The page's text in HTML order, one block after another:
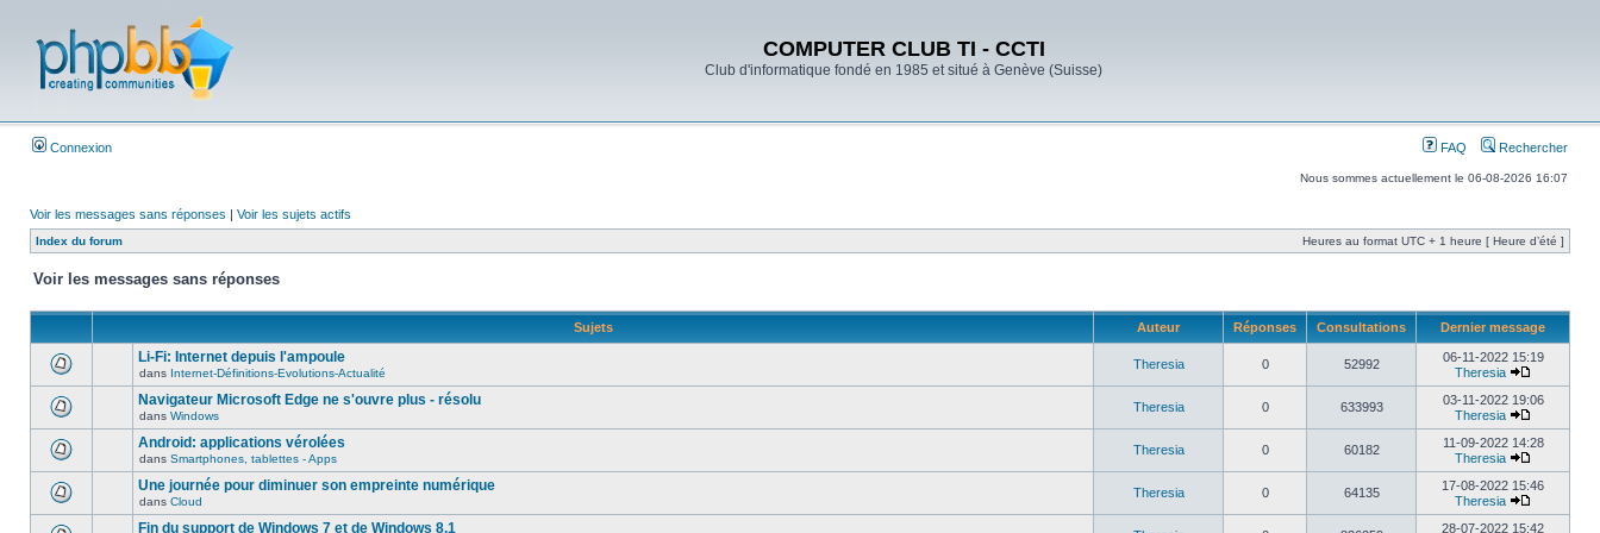
COMPUTER CLUB TI - CCTI
Club d'informatique fondé en 1985 et situé à Genève (Suisse)
Connexion FAQ Rechercher
Nous sommes actuellement le 06-08-2026 16:07
Voir les messages sans réponses | Voir les sujets actifs
Index du forum Heures au format UTC + 1 heure [ Heure d’été ]
Voir les messages sans réponses
Sujets Auteur Réponses Consultations Dernier message
Li-Fi: Internet depuis l'ampoule
dans Internet-Définitions-Evolutions-Actualité
Theresia 0 52992
06-11-2022 15:19
Theresia
Navigateur Microsoft Edge ne s'ouvre plus - résolu
dans Windows
Theresia 0 633993
03-11-2022 19:06
Theresia
Android: applications vérolées
dans Smartphones, tablettes - Apps
Theresia 0 60182
11-09-2022 14:28
Theresia
Une journée pour diminuer son empreinte numérique
dans Cloud
Theresia 0 64135
17-08-2022 15:46
Theresia
Fin du support de Windows 7 et de Windows 8.1
28-07-2022 15:42